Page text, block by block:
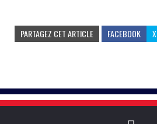
PARTAGEZ CET ARTICLE FACEBOOK X